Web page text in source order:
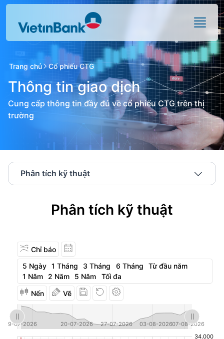
Trang chủ Cổ phiếu CTG
Thông tin giao dịch
Cung cấp thông tin đầy đủ về cổ phiếu CTG trên thị
trường
Phân tích kỹ thuật
Phân tích kỹ thuật
Chỉ báo
5 Ngày
1 Tháng 3 Tháng 6 Tháng
Từ đầu năm
1 Năm
2 Năm 5 Năm
Tối đa
Nến
Vẽ